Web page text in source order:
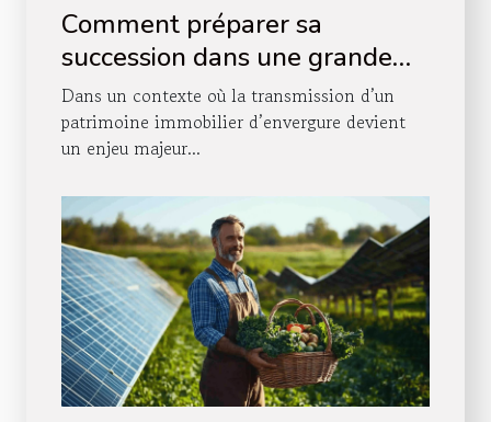
Comment préparer sa
succession dans une grande
fortune immobilière ?
Dans un contexte où la transmission d’un
patrimoine immobilier d’envergure devient
un enjeu majeur...